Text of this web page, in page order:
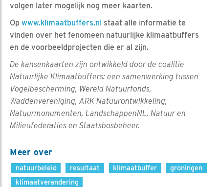
volgen later mogelijk nog meer kaarten.
Op www.klimaatbuffers.nl staat alle informatie te
vinden over het fenomeen natuurlijke klimaatbuffers
en de voorbeeldprojecten die er al zijn.
De kansenkaarten zijn ontwikkeld door de coalitie
Natuurlijke Klimaatbuffers: een samenwerking tussen
Vogelbescherming, Wereld Natuurfonds,
Waddenvereniging, ARK Natuurontwikkeling,
Natuurmonumenten, LandschappenNL, Natuur en
Milieufederaties en Staatsbosbeheer.
Meer over
natuurbeleid resultaat klimaatbuffer
groningen
klimaatverandering